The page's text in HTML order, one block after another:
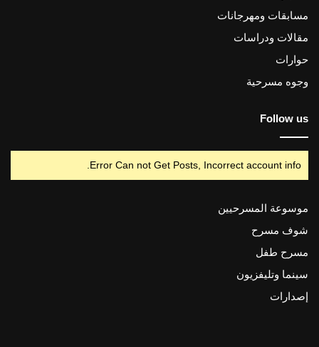
مسابقات ومهرجانات
مقالات ودراسات
حوارات
وجوه مسرحية
Follow us
Error Can not Get Posts, Incorrect account info.
موسوعة المسرحيين
شوف مسرح
مسرح طفل
سينما وتليفزيون
إصدارات